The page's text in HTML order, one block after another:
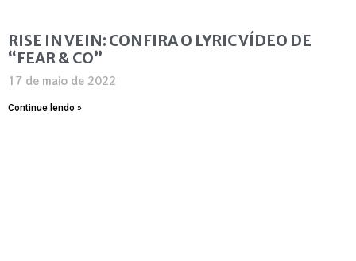
RISE IN VEIN: CONFIRA O LYRIC VÍDEO DE
“FEAR & CO”
17 de maio de 2022
Continue lendo »